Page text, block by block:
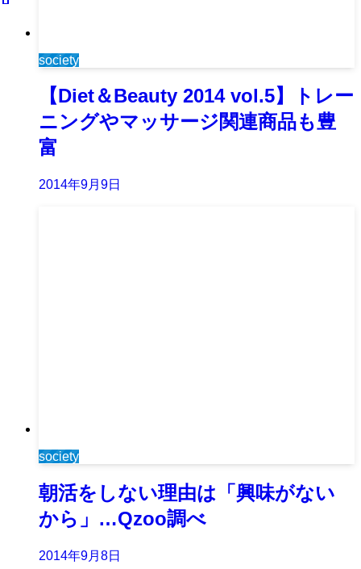
society
【Diet＆Beauty 2014 vol.5】トレー
ニングやマッサージ関連商品も豊
富
2014年9月9日
society
朝活をしない理由は「興味がない
から」…Qzoo調べ
2014年9月8日